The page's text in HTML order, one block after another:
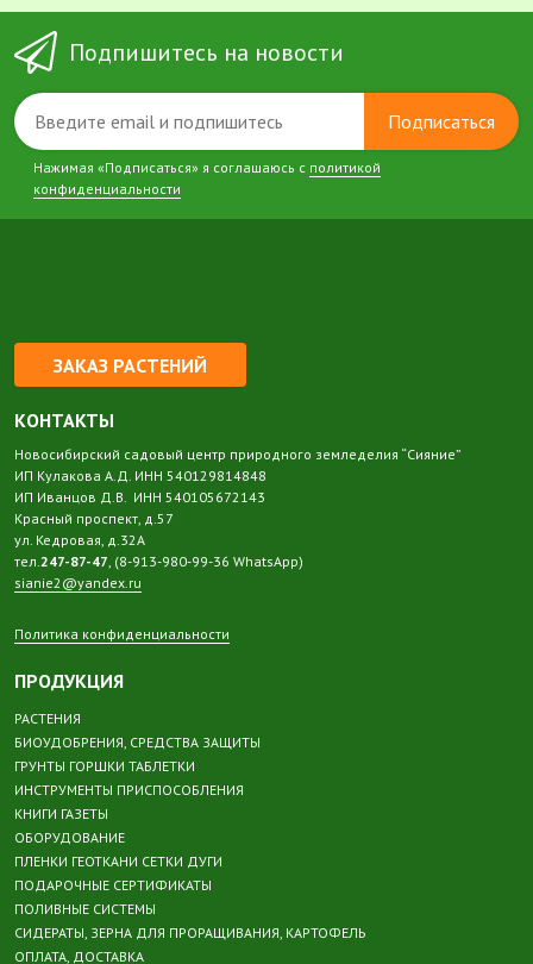
Подпишитесь на новости
Подписаться
Нажимая «Подписаться» я соглашаюсь с политикой
конфиденциальности
ЗАКАЗ РАСТЕНИЙ
КОНТАКТЫ
Новосибирский садовый центр природного земледелия “Сияние”
ИП Кулакова А.Д. ИНН 540129814848
ИП Иванцов Д.В. ИНН 540105672143
Красный проспект, д.57
ул. Кедровая, д.32А
тел.247-87-47, (8-913-980-99-36 WhatsApp)
sianie2@yandex.ru
Политика конфиденциальности
ПРОДУКЦИЯ
РАСТЕНИЯ
БИОУДОБРЕНИЯ, СРЕДСТВА ЗАЩИТЫ
ГРУНТЫ ГОРШКИ ТАБЛЕТКИ
ИНСТРУМЕНТЫ ПРИСПОСОБЛЕНИЯ
КНИГИ ГАЗЕТЫ
ОБОРУДОВАНИЕ
ПЛЕНКИ ГЕОТКАНИ СЕТКИ ДУГИ
ПОДАРОЧНЫЕ СЕРТИФИКАТЫ
ПОЛИВНЫЕ СИСТЕМЫ
СИДЕРАТЫ, ЗЕРНА ДЛЯ ПРОРАЩИВАНИЯ, КАРТОФЕЛЬ
ОПЛАТА, ДОСТАВКА